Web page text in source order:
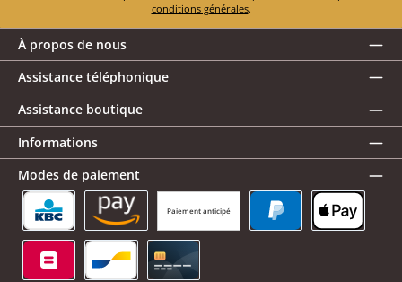
conditions générales.
À propos de nous
Assistance téléphonique
Assistance boutique
Informations
Modes de paiement
Paiement anticipé
KBC/CBC Payment Button
Amazon Pay